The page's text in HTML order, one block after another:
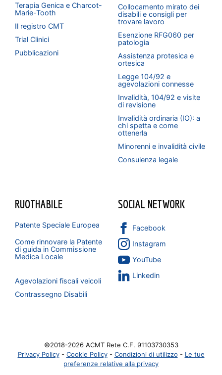
Terapia Genica e Charcot-
Marie-Tooth
Il registro CMT
Trial Clinici
Pubblicazioni
Collocamento mirato dei
disabili e consigli per
trovare lavoro
Esenzione RFG060 per
patologia
Assistenza protesica e
ortesica
Legge 104/92 e
agevolazioni connesse
Invalidità, 104/92 e visite
di revisione
Invalidità ordinaria (IO): a
chi spetta e come
ottenerla
Minorenni e invalidità civile
Consulenza legale
RUOTHABILE
Patente Speciale Europea
Come rinnovare la Patente
di guida in Commissione
Medica Locale
Agevolazioni fiscali veicoli
Contrassegno Disabili
SOCIAL NETWORK
Facebook
Instagram
YouTube
Linkedin
©2018-2026 ACMT Rete C.F. 91103730353
Privacy Policy- Cookie Policy - Condizioni di utilizzo - Le tue
preferenze relative alla privacy